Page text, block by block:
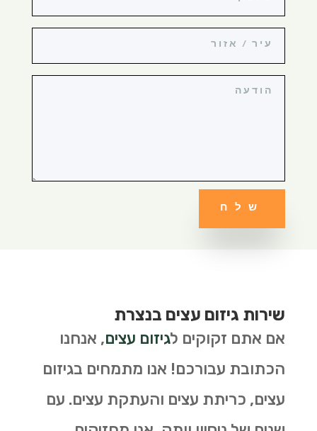
שלח
שירות גיזום עצים בנצרת
אם אתם זקוקים לגיזום עצים, אנחנו
הכתובת עבורכם! אנו מתמחים בגיזום
עצים, כריתת עצים והעתקת עצים. עם